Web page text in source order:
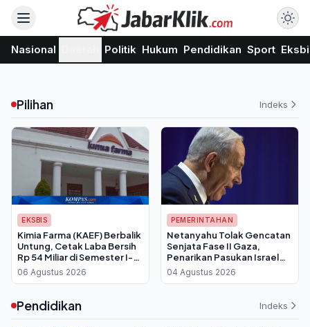
Nasional Politik Hukum Pendidikan Sport
Pilihan Indeks
EKSBIS
Kimia Farma (KAEF) Berbalik
Untung, Cetak Laba Bersih
Rp 54 Miliar di Semester I-
2026
06 Agustus 2026
PEMERINTAHAN
Netanyahu Tolak Gencatan
Senjata Fase II Gaza,
Penarikan Pasukan Israel
Batal Dilakukan
04 Agustus 2026
Pendidikan Indeks